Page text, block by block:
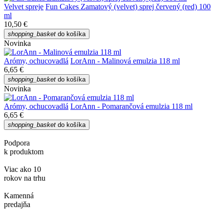
Velvet spreje Fun Cakes Zamatový (velvet) sprej červený (red) 100
ml
10,50 €
shopping_basket do košíka
Novinka
Arómy, ochucovadlá LorAnn - Malinová emulzia 118 ml
6,65 €
shopping_basket do košíka
Novinka
Arómy, ochucovadlá LorAnn - Pomarančová emulzia 118 ml
6,65 €
shopping_basket do košíka
Podpora
k produktom
Viac ako 10
rokov na trhu
Kamenná
predajňa